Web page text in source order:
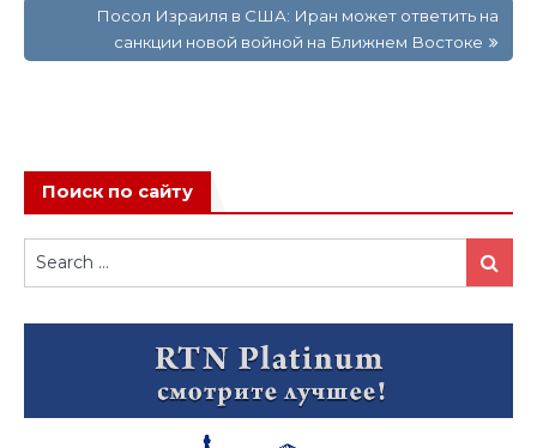
записямПосол Израиля в США: Иран может ответить на
санкции новой войной на Ближнем Востоке
Поиск по сайту
Search
for:
Search